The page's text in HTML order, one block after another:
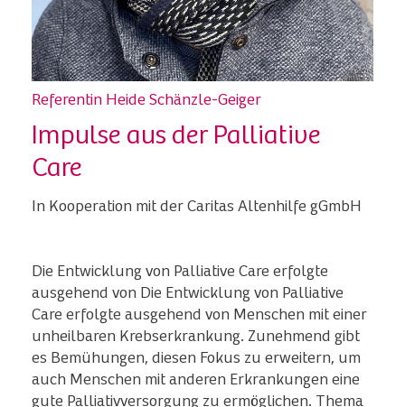
Referentin Heide Schänzle-Geiger
Impulse aus der Palliative
Care
In Kooperation mit der Caritas Altenhilfe gGmbH
Die Entwicklung von Palliative Care erfolgte
ausgehend von Die Entwicklung von Palliative
Care erfolgte ausgehend von Menschen mit einer
unheilbaren Krebserkrankung. Zunehmend gibt
es Bemühungen, diesen Fokus zu erweitern, um
auch Menschen mit anderen Erkrankungen eine
gute Palliativversorgung zu ermöglichen. Thema